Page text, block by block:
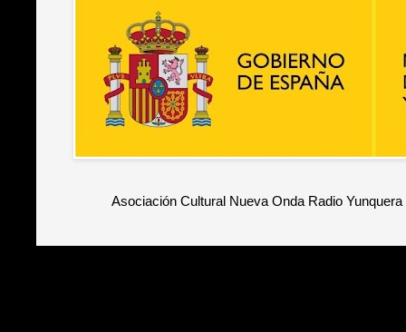
Asociación Cultural Nueva Onda Radio